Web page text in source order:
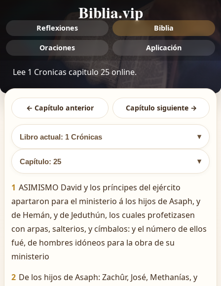
Biblia.vip
Reflexiones Biblia
Oraciones Aplicación
Lee 1 Cronicas capitulo 25 online.
← Capítulo anterior Capítulo siguiente →
Libro actual: 1 Crónicas ▾
Capítulo: 25 ▾
1 ASIMISMO David y los príncipes del ejército
apartaron para el ministerio á los hijos de Asaph, y
de Hemán, y de Jeduthún, los cuales profetizasen
con arpas, salterios, y címbalos: y el número de ellos
fué, de hombres idóneos para la obra de su
ministerio
2 De los hijos de Asaph: Zachûr, José, Methanías, y